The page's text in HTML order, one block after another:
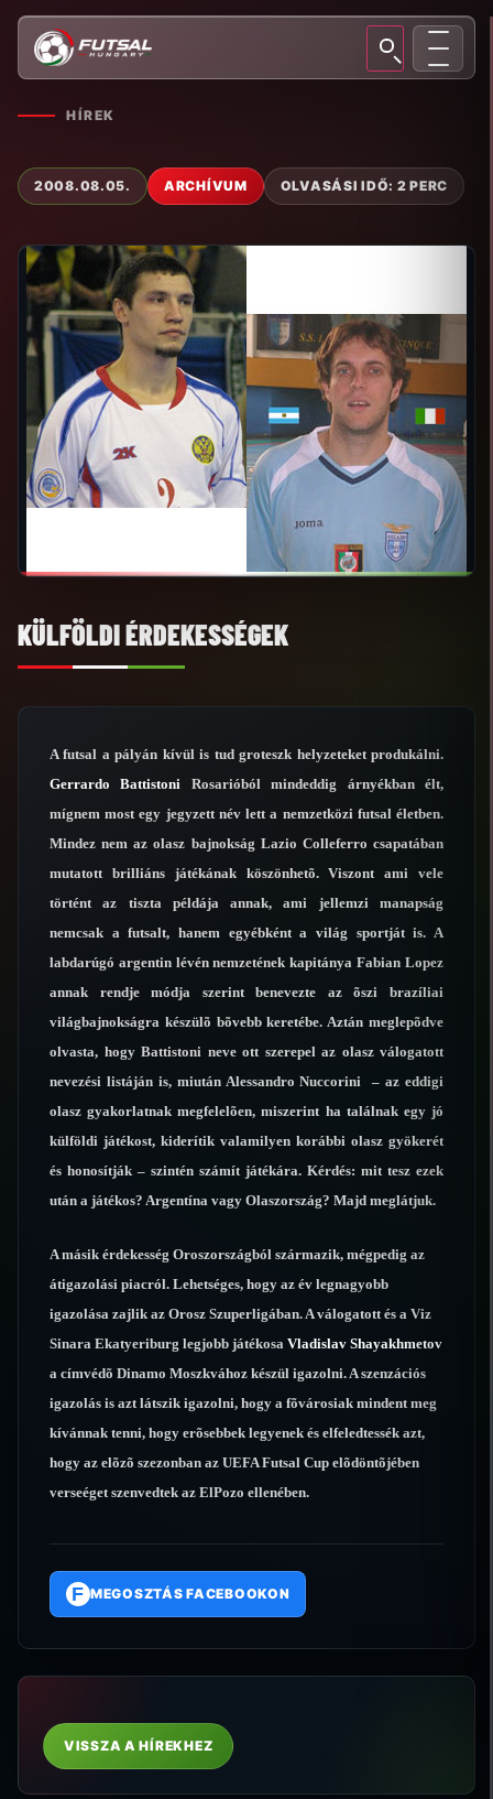
HÍREK
2008.08.05. ARCHÍVUM OLVASÁSI IDŐ: 2 PERC
KÜLFÖLDI ÉRDEKESSÉGEK
A futsal a pályán kívül is tud groteszk helyzeteket produkálni.
Gerrardo Battistoni Rosarióból mindeddig árnyékban élt,
mígnem most egy jegyzett név lett a nemzetközi futsal életben.
Mindez nem az olasz bajnokság Lazio Colleferro csapatában
mutatott brilliáns játékának köszönhetõ. Viszont ami vele
történt az tiszta példája annak, ami jellemzi manapság
nemcsak a futsalt, hanem egyébként a világ sportját is. A
labdarúgó argentin lévén nemzetének kapitánya Fabian Lopez
annak rendje módja szerint benevezte az õszi brazíliai
világbajnokságra készülõ bõvebb keretébe. Aztán meglepõdve
olvasta, hogy Battistoni neve ott szerepel az olasz válogatott
nevezési listáján is, miután Alessandro Nuccorini – az eddigi
olasz gyakorlatnak megfelelõen, miszerint ha találnak egy jó
külföldi játékost, kiderítik valamilyen korábbi olasz gyökerét
és honosítják – szintén számít játékára. Kérdés: mit tesz ezek
után a játékos? Argentína vagy Olaszország? Majd meglátjuk.
A másik érdekesség Oroszországból származik, mégpedig az
átigazolási piacról. Lehetséges, hogy az év legnagyobb
igazolása zajlik az Orosz Szuperligában. A válogatott és a Viz
Sinara Ekatyeriburg legjobb játékosa Vladislav Shayakhmetov
a címvédõ Dinamo Moszkvához készül igazolni. A szenzációs
igazolás is azt látszik igazolni, hogy a fõvárosiak mindent meg
kívánnak tenni, hogy erõsebbek legyenek és elfeledtessék azt,
hogy az elõzõ szezonban az UEFA Futsal Cup elõdöntõjében
verseéget szenvedtek az ElPozo ellenében.
F MEGOSZTÁS FACEBOOKON
VISSZA A HÍREKHEZ